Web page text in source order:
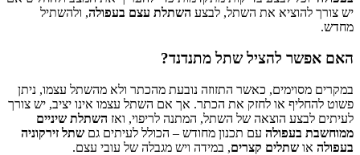
יש צורך להוציא את השתל, לבצע השתלת עצם בעפולה, ולהשתיל
מחדש.
האם אפשר להציל שתל מתנדנד?
במקרים מסוימים, כאשר התזוזה נובעת מהכתר ולא מהשתל עצמו, ניתן
פשוט להחליף או לחזק את הכתר. אך אם השתל עצמו אינו יציב, יש צורך
לעיתים לבצע הוצאה של השתל, המתנה לריפוי, ואז השתלת שיניים
ממוחשבת בעפולה עם תכנון מחודש – הכולל לעיתים גם שתל זירקוניה
בעפולה או שתלים קצרים, במידה ויש מגבלה של עובי עצם.